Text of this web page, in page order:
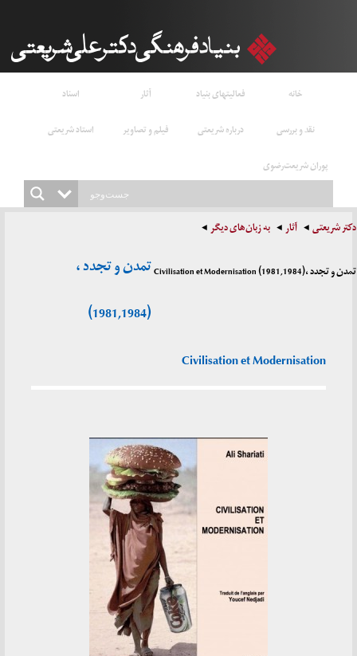
خانه فعالیتهای بنیاد آثار
اسناد
نقد و بررسی
درباره شریعتی فیلم و تصاویر
استاد شریعتی
پوران شریعت‌رضوی
دکتر شریعتی آثار به زبان‌های دیگر
تمدن و تجدد ،(1981,1984) Civilisation et Modernisation
تمدن و تجدد ،
(1981,1984)
Civilisation et Modernisation